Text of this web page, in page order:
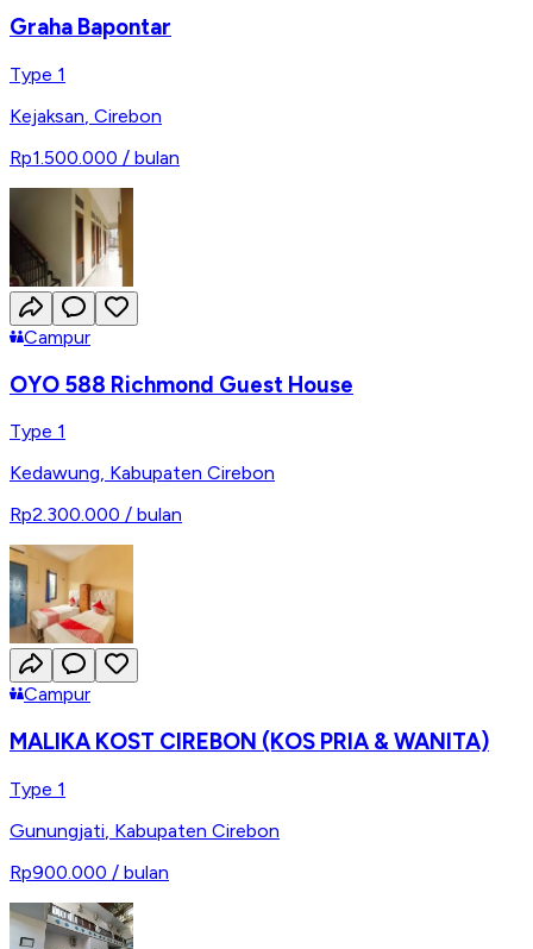
Graha Bapontar
Type 1
Kejaksan, Cirebon
Rp1.500.000 / bulan
Campur
OYO 588 Richmond Guest House
Type 1
Kedawung, Kabupaten Cirebon
Rp2.300.000 / bulan
Campur
MALIKA KOST CIREBON (KOS PRIA & WANITA)
Type 1
Gunungjati, Kabupaten Cirebon
Rp900.000 / bulan